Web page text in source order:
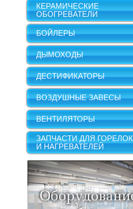
КЕРАМИЧЕСКИЕ
ОБОГРЕВАТЕЛИ
БОЙЛЕРЫ
ДЫМОХОДЫ
ДЕСТИФИКАТОРЫ
ВОЗДУШНЫЕ ЗАВЕСЫ
ВЕНТИЛЯТОРЫ
ЗАПЧАСТИ ДЛЯ ГОРЕЛОК
И НАГРЕВАТЕЛЕЙ